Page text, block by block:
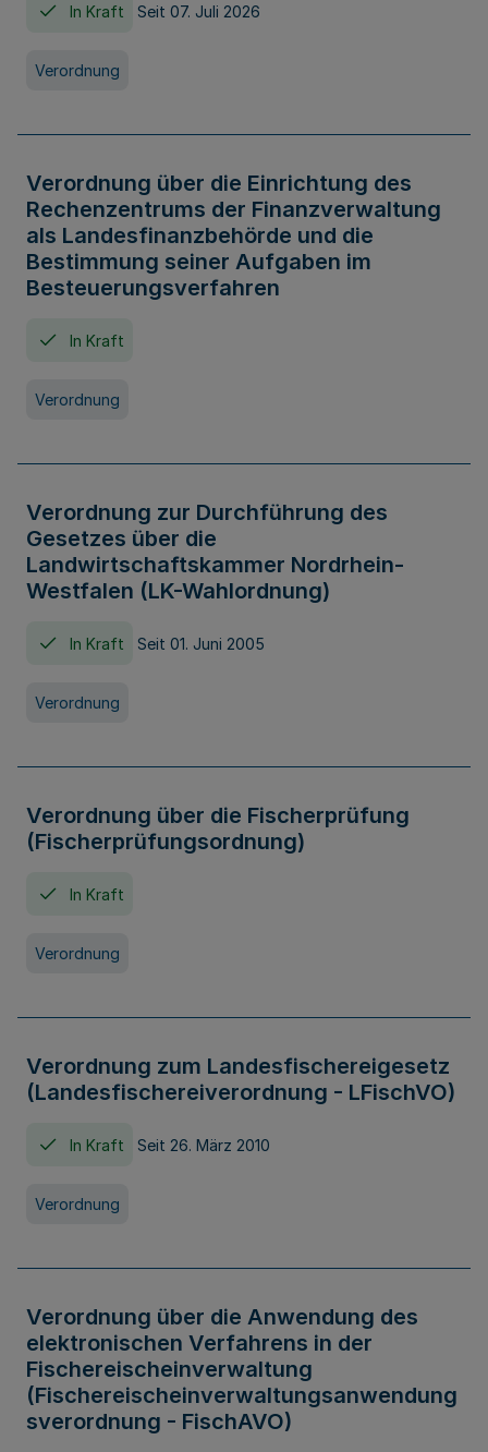
In Kraft Seit 07. Juli 2026
Verordnung
Verordnung über die Einrichtung des
Rechenzentrums der Finanzverwaltung
als Landesfinanzbehörde und die
Bestimmung seiner Aufgaben im
Besteuerungsverfahren
In Kraft
Verordnung
Verordnung zur Durchführung des
Gesetzes über die
Landwirtschaftskammer Nordrhein-
Westfalen (LK-Wahlordnung)
In Kraft Seit 01. Juni 2005
Verordnung
Verordnung über die Fischerprüfung
(Fischerprüfungsordnung)
In Kraft
Verordnung
Verordnung zum Landesfischereigesetz
(Landesfischereiverordnung - LFischVO)
In Kraft Seit 26. März 2010
Verordnung
Verordnung über die Anwendung des
elektronischen Verfahrens in der
Fischereischeinverwaltung
(Fischereischeinverwaltungsanwendung
sverordnung - FischAVO)